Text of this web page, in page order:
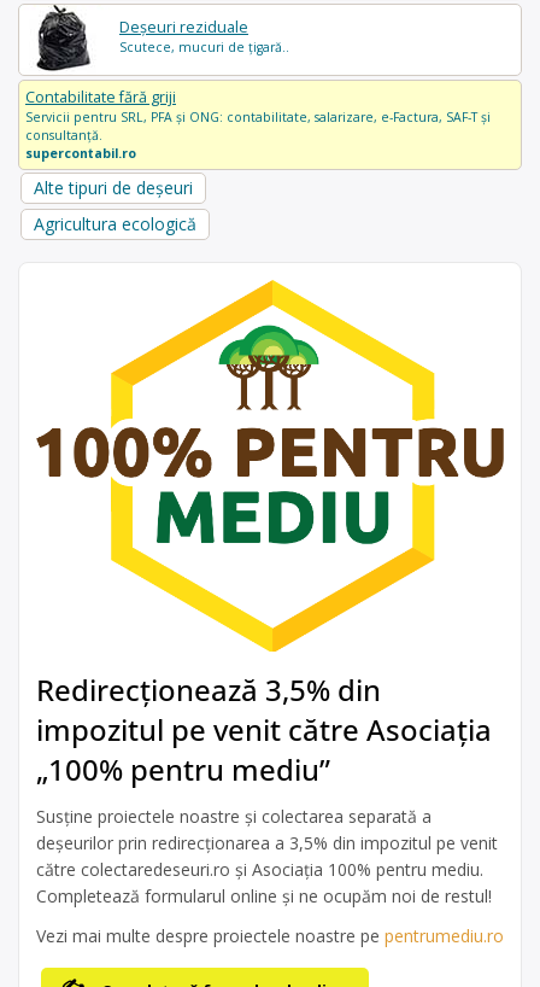
Deșeuri reziduale
Scutece, mucuri de țigară..
Contabilitate fără griji
Servicii pentru SRL, PFA și ONG: contabilitate, salarizare, e-Factura, SAF-T și
consultanță.
supercontabil.ro
Alte tipuri de deșeuri
Agricultura ecologică
Redirecționează 3,5% din
impozitul pe venit către Asociația
„100% pentru mediu”
Susține proiectele noastre și colectarea separată a
deșeurilor prin redirecționarea a 3,5% din impozitul pe venit
către colectaredeseuri.ro și Asociația 100% pentru mediu.
Completează formularul online și ne ocupăm noi de restul!
Vezi mai multe despre proiectele noastre pe pentrumediu.ro